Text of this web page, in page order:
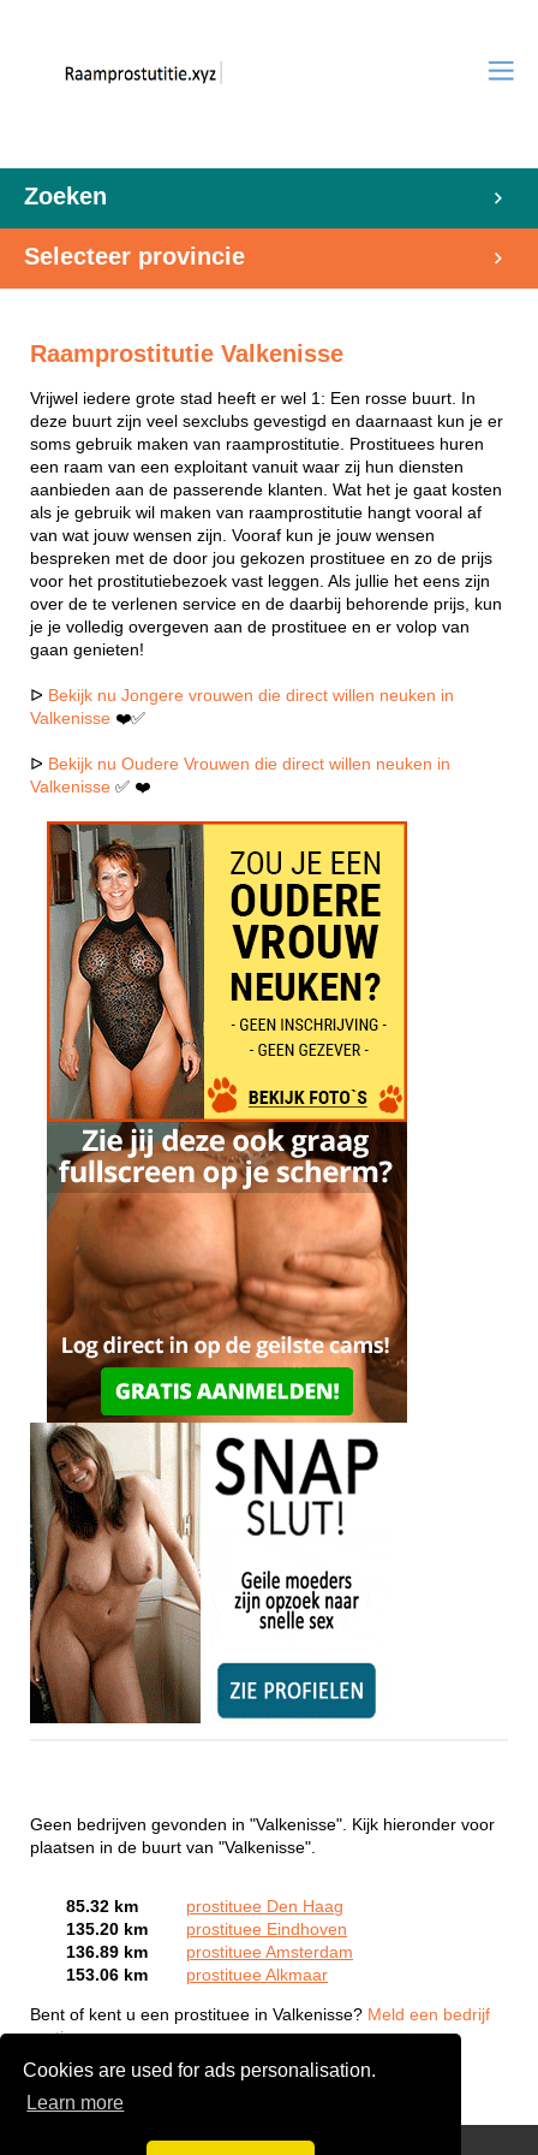
Cookies are used for ads personalisation.
Learn more
Zoeken
Selecteer provincie
Raamprostitutie Valkenisse
Vrijwel iedere grote stad heeft er wel 1: Een rosse buurt. In
deze buurt zijn veel sexclubs gevestigd en daarnaast kun je er
soms gebruik maken van raamprostitutie. Prostituees huren
een raam van een exploitant vanuit waar zij hun diensten
aanbieden aan de passerende klanten. Wat het je gaat kosten
als je gebruik wil maken van raamprostitutie hangt vooral af
van wat jouw wensen zijn. Vooraf kun je jouw wensen
bespreken met de door jou gekozen prostituee en zo de prijs
voor het prostitutiebezoek vast leggen. Als jullie het eens zijn
over de te verlenen service en de daarbij behorende prijs, kun
je je volledig overgeven aan de prostituee en er volop van
gaan genieten!
ᐅ Bekijk nu Jongere vrouwen die direct willen neuken in
Valkenisse ❤️✅
ᐅ Bekijk nu Oudere Vrouwen die direct willen neuken in
Valkenisse ✅ ❤️
Geen bedrijven gevonden in "Valkenisse". Kijk hieronder voor
plaatsen in de buurt van "Valkenisse".
85.32 km
prostituee Den Haag
135.20 km
prostituee Eindhoven
136.89 km
prostituee Amsterdam
153.06 km
prostituee Alkmaar
Bent of kent u een prostituee in Valkenisse? Meld een bedrijf
gratis aan